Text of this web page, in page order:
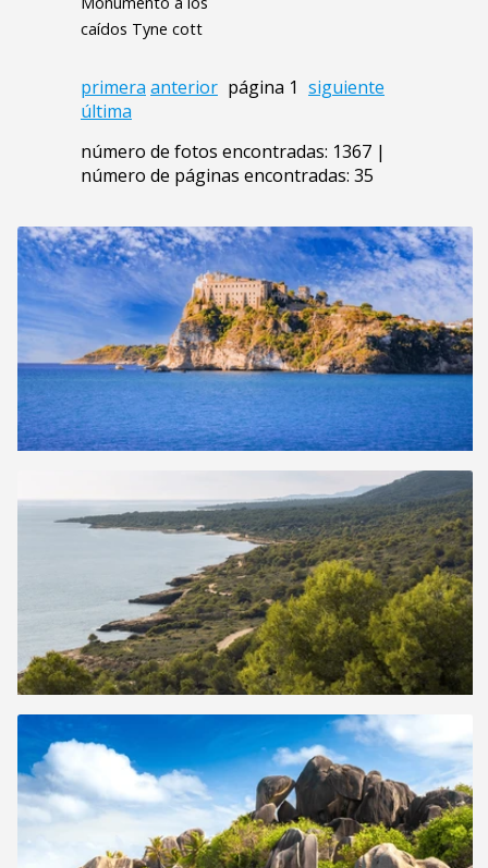
caídos Tyne cott
primera anterior página 1 siguiente
última
número de fotos encontradas: 1367 |
número de páginas encontradas: 35